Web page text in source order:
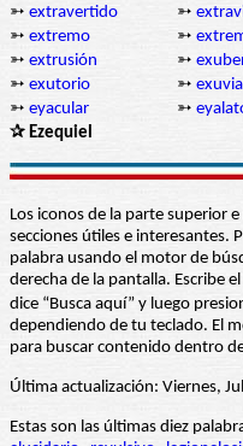
➳ extravertido ➳
➳ extremo ➳
➳ extrusión ➳
➳ exutorio ➳ exuvia
➳ eyacular ➳
✰ Ezequiel
Los iconos de la parte superior
secciones útiles e interesantes.
palabra usando el motor de
derecha de la pantalla. Escribe
dice “Busca aquí” y luego
dependiendo de tu teclado. El
para buscar contenido dentro
Última actualización: Viernes,
Estas son las últimas diez